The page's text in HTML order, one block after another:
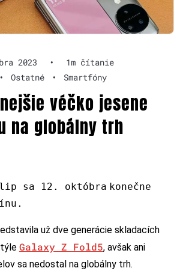
2023 •
1m čítanie
• Ostatné • Smartfóny
véčko jesene
na globálny trh
sa 12. októbra konečne
už dve generácie skladacích
Galaxy Z Fold5, avšak ani
sa nedostal na globálny trh.